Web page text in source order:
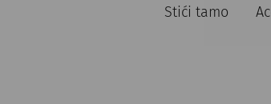
Stići tamo